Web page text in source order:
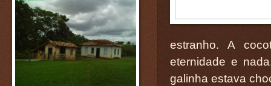
estranho. A
eternidade e
galinha estava